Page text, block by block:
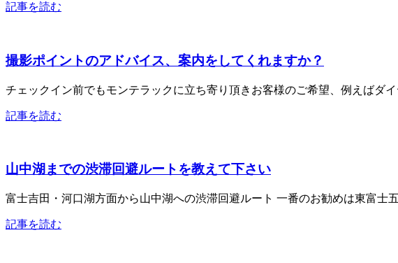
記事を読む
撮影ポイントのアドバイス、案内をしてくれますか？
チェックイン前でもモンテラックに立ち寄り頂きお客様のご希望、例えばダ
記事を読む
山中湖までの渋滞回避ルートを教えて下さい
富士吉田・河口湖方面から山中湖への渋滞回避ルート 一番のお勧めは東富
記事を読む